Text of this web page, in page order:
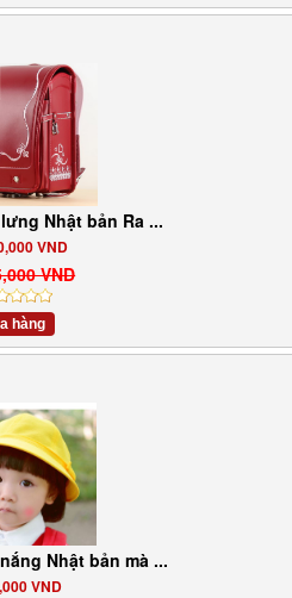
Nhật bản Ra ...
VND
VND
hàng
Nhật bản mà ...
VND